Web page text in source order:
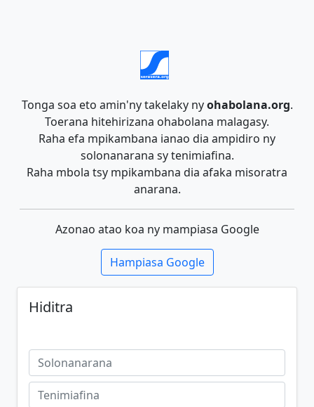
Tonga soa eto amin'ny takelaky nyohabolana.org.
Toerana hitehirizana ohabolana malagasy.
Raha efa mpikambana ianao dia ampidiro ny
solonanarana sy tenimiafina.
Raha mbola tsy mpikambana dia afaka misoratra
anarana.
Azonao atao koa ny mampiasa Google
Hampiasa Google
Hiditra